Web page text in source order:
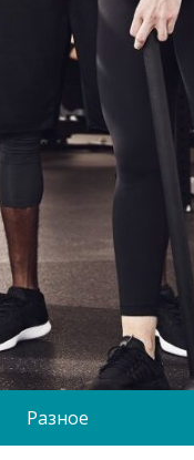
Разное